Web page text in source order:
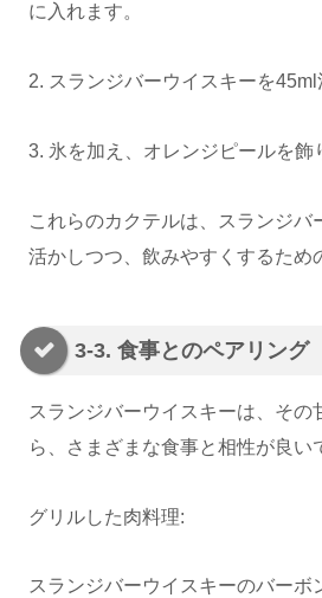
に入れます。
2. スランジバーウイスキーを45ml
3. 氷を加え、オレンジピールを飾
これらのカクテルは、スランジバ
活かしつつ、飲みやすくするため
3-3. 食事とのペアリング
スランジバーウイスキーは、その
ら、さまざまな食事と相性が良い
グリルした肉料理:
スランジバーウイスキーのバーボ